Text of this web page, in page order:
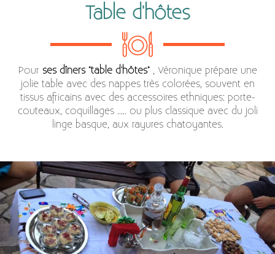
Table d'hôtes
Pour ses dîners "table d'hôtes", Véronique prépare une
jolie table avec des nappes très colorées, souvent en
tissus africains avec des accessoires ethniques: porte-
couteaux, coquillages ..... ou plus classique avec du joli
linge basque, aux rayures chatoyantes.